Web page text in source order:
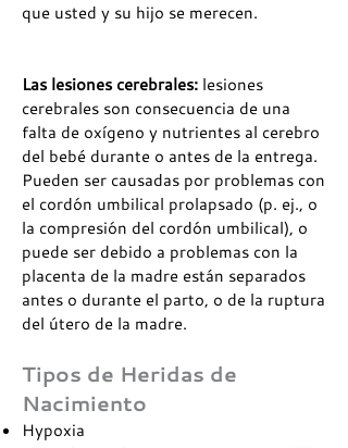
que usted y su hijo se merecen.
Las lesiones cerebrales: lesiones
cerebrales son consecuencia de una
falta de oxígeno y nutrientes al cerebro
del bebé durante o antes de la entrega.
Pueden ser causadas por problemas con
el cordón umbilical prolapsado (p. ej., o
la compresión del cordón umbilical), o
puede ser debido a problemas con la
placenta de la madre están separados
antes o durante el parto, o de la ruptura
del útero de la madre.
Tipos de Heridas de
Nacimiento
Hypoxia